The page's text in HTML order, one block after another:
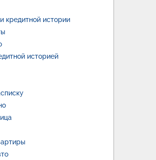
кредитной истории
историей